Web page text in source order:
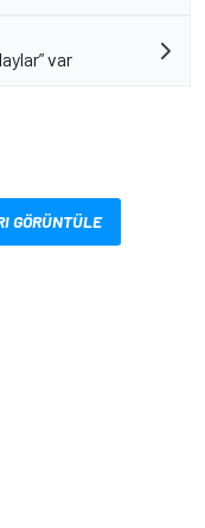
var
GÖRÜNTÜLE